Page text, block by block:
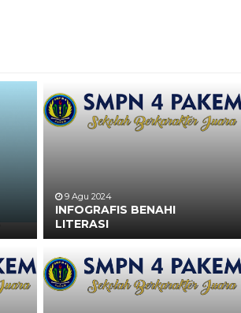
9 Agu 2024
INFOGRAFIS BENAHI
LITERASI